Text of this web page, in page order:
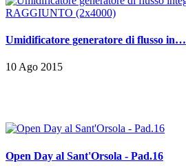
Umidificatore generatore di flusso in…
10 Ago 2015
Open Day al Sant'Orsola - Pad.16